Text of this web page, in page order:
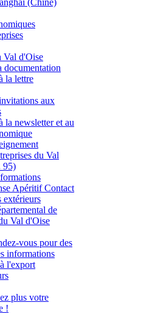
(Chine)
Val d'Oise
documentation
la lettre
aux
la newsletter et au
du Val
95)
Apéritif Contact
extérieurs
de
Val d'Oise
vous pour des
informations
l'export
plus votre
!